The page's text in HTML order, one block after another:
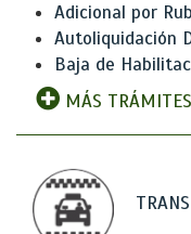
Adicional por
Autoliquidación
Baja de
MÁS TRÁMITES